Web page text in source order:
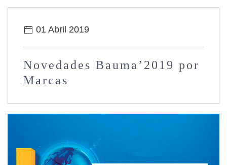
01 Abril 2019
Novedades Bauma’2019 por
Marcas